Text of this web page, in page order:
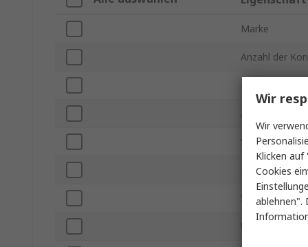
Marke
Anzahl der
Stromstärke
Rastermaß
Ummantelt/
Wir
Wir
Klicken
Cookies
ablehnen".